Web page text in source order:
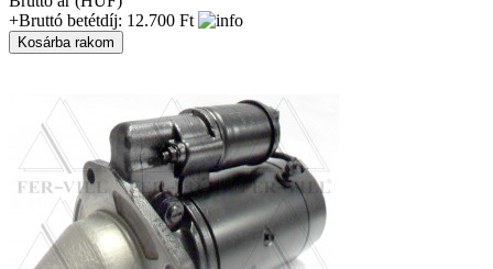
+Bruttó betétdíj: 12.700 Ft